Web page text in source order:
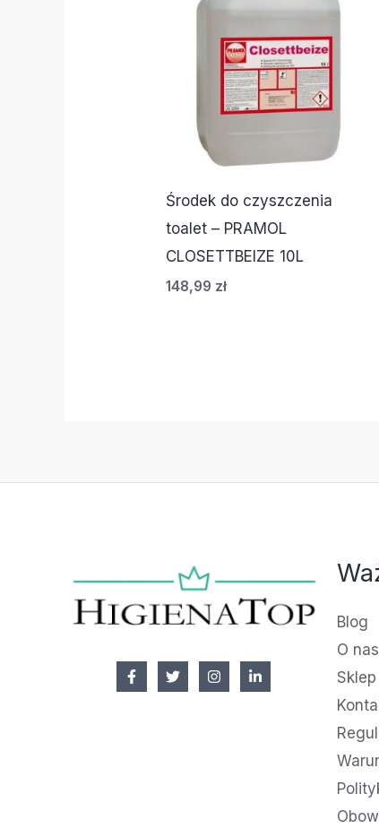
Środek do czyszczenia
toalet – PRAMOL
CLOSETTBEIZE 10L
148,99 zł
Blog
O nas
Sklep